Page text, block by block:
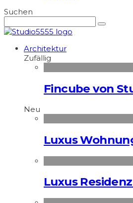
Suchen
Architektur
Zufällig
Fincube von
Neu
Luxus
Luxus